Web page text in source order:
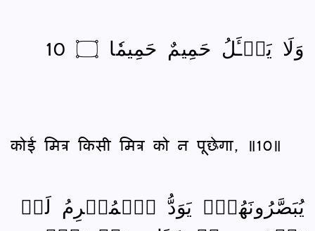
وَلَا يَسۡـَٔلُ حَمِيمٌ حَمِيمٗا ۝ 10
कोई मित्र किसी मित्र को न पूछेगा, ॥10॥
يُبَصَّرُونَهُمۡۚ يَوَدُّ ٱلۡمُجۡرِمُ لَوۡ